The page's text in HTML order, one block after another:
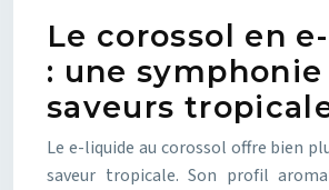
Le corossol en
: une symphonie
saveurs
Le e-liquide au corossol offre bien
saveur tropicale. Son profil